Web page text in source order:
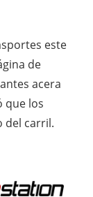
este
de
acera
que los
del carril.